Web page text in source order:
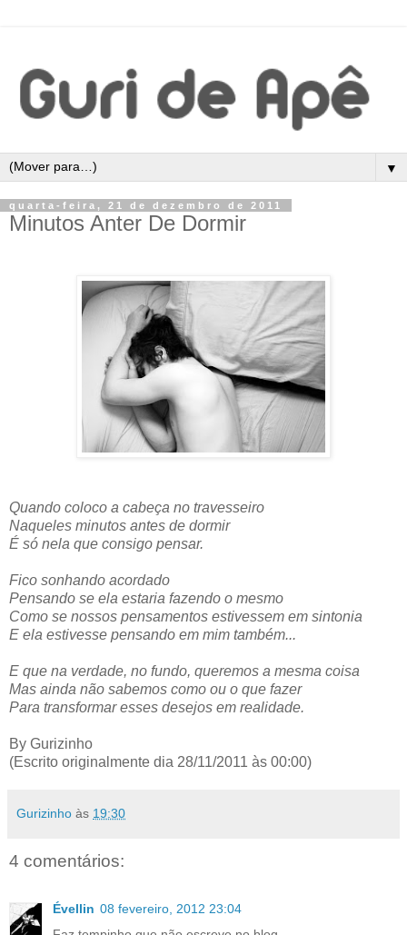
▼
quarta-feira, 21 de dezembro de 2011
Minutos Anter De Dormir
Quando coloco a cabeça no travesseiro
Naqueles minutos antes de dormir
É só nela que consigo pensar.
Fico sonhando acordado
Pensando se ela estaria fazendo o mesmo
Como se nossos pensamentos estivessem em sintonia
E ela estivesse pensando em mim também...
E que na verdade, no fundo, queremos a mesma coisa
Mas ainda não sabemos como ou o que fazer
Para transformar esses desejos em realidade.
By Gurizinho
(Escrito originalmente dia 28/11/2011 às 00:00)
Gurizinho às 19:30
4 comentários:
Évellin 08 fevereiro, 2012 23:04